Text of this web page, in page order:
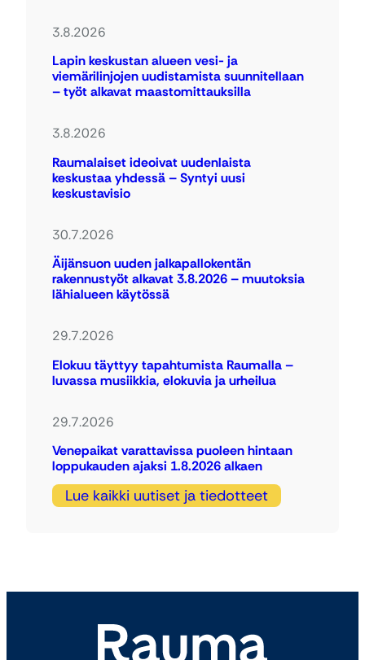
3.8.2026
Lapin keskustan alueen vesi- ja
viemärilinjojen uudistamista suunnitellaan
– työt alkavat maastomittauksilla
3.8.2026
Raumalaiset ideoivat uudenlaista
keskustaa yhdessä – Syntyi uusi
keskustavisio
30.7.2026
Äijänsuon uuden jalkapallokentän
rakennustyöt alkavat 3.8.2026 – muutoksia
lähialueen käytössä
29.7.2026
Elokuu täyttyy tapahtumista Raumalla –
luvassa musiikkia, elokuvia ja urheilua
29.7.2026
Venepaikat varattavissa puoleen hintaan
loppukauden ajaksi 1.8.2026 alkaen
Lue kaikki uutiset ja tiedotteet